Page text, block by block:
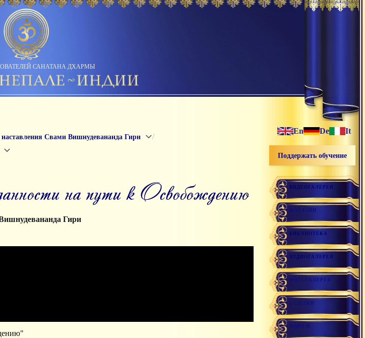
САНАТАНА ДХАРМЫ
Свами Вишнудевананда Гири /
на пути к Освобождению
Гири
En De It
Поддержать обучение
ВИДЕОГАЛЕРЕЯ
МАГАЗИН
БИБЛИОТЕКА
АУДИОГАЛЕРЕЯ
ФОТОГАЛЕРЕЯ
ССЫЛКИ
ФОРУМ